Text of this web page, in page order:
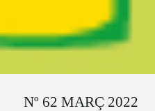
Nº 62 MARÇ 2022